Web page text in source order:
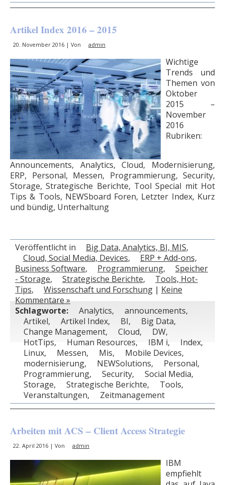
Artikel Index 2016 – 2015
20. November 2016 | Von admin
Wichtige
Trends und
Themen von
Oktober
2015 –
November
2016
Rubriken:
Announcements, Analytics, Cloud, Modernisierung,
ERP, Personal, Messen, Programmierung, Security,
Storage, Strategische Berichte, Tool Special mit Hot
Tips & Tools, NEWSboard Foren, Letzter Index, Kurz
und bündig, Unterhaltung
Veröffentlicht in Big Data, Analytics, BI, MIS,
Cloud, Social Media, Devices,
ERP + Add-ons,
Business Software, Programmierung,
Speicher
- Storage, Strategische Berichte,
Tools, Hot-
Tips, Wissenschaft und Forschung | Keine
Kommentare »
Schlagworte:
Analytics, announcements,
Artikel, Artikel Index, BI, Big Data,
Change Management, Cloud, DW,
HotTips, Human Resources, IBM i, Index,
Linux, Messen, Mis, Mobile Devices,
modernisierung, NEWSolutions, Personal,
Programmierung, Security, Social Media,
Storage, Strategische Berichte, Tools,
Veranstaltungen, Zeitmanagement
Arbeiten mit ACS – Client Access Strategie
22. April 2016 | Von admin
IBM
empfiehlt